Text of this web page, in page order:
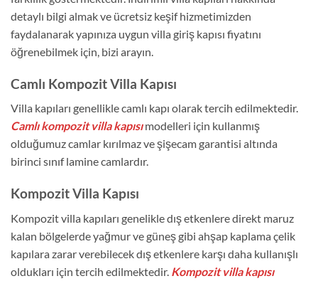
detaylı bilgi almak ve ücretsiz keşif hizmetimizden
faydalanarak yapınıza uygun villa giriş kapısı fiyatını
öğrenebilmek için, bizi arayın.
Camlı Kompozit Villa Kapısı
Villa kapıları genellikle camlı kapı olarak tercih edilmektedir.
Camlı kompozit villa kapısımodelleri için kullanmış
olduğumuz camlar kırılmaz ve şişecam garantisi altında
birinci sınıf lamine camlardır.
Kompozit Villa Kapısı
Kompozit villa kapıları genelikle dış etkenlere direkt maruz
kalan bölgelerde yağmur ve güneş gibi ahşap kaplama çelik
kapılara zarar verebilecek dış etkenlere karşı daha kullanışlı
oldukları için tercih edilmektedir. Kompozit villa kapısı